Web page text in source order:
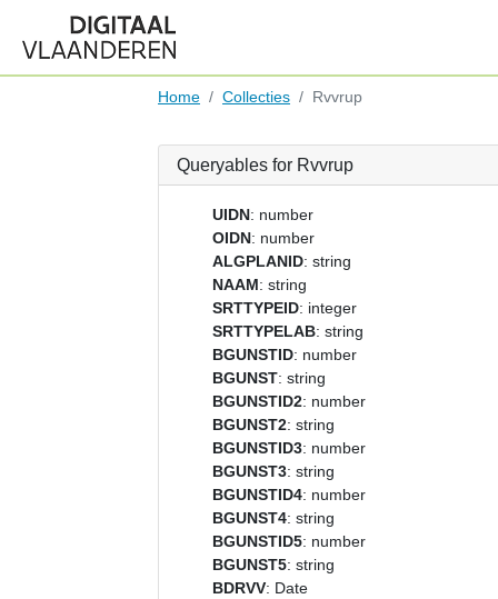
Home Collecties Rvvrup
Queryables for Rvvrup
UIDN: number
OIDN: number
ALGPLANID: string
NAAM: string
SRTTYPEID: integer
SRTTYPELAB: string
BGUNSTID: number
BGUNST: string
BGUNSTID2: number
BGUNST2: string
BGUNSTID3: number
BGUNST3: string
BGUNSTID4: number
BGUNST4: string
BGUNSTID5: number
BGUNST5: string
BDRVV: Date